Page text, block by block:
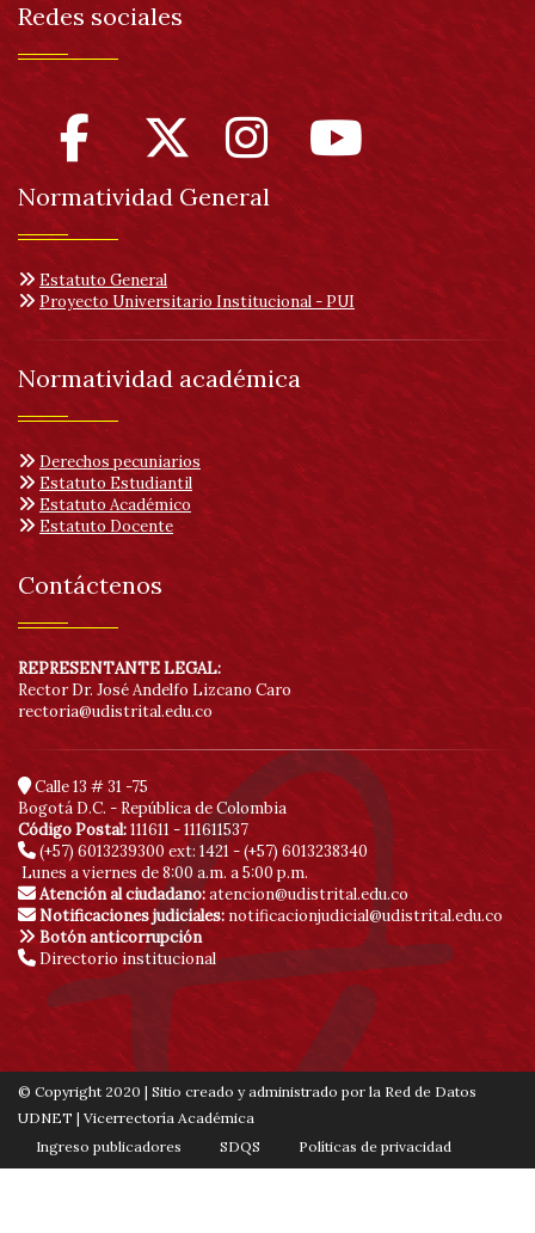
Redes sociales
Normatividad General
Estatuto General
Proyecto Universitario Institucional - PUI
Normatividad académica
Derechos pecuniarios
Estatuto Estudiantil
Estatuto Académico
Estatuto Docente
Contáctenos
REPRESENTANTE LEGAL:
Rector Dr. José Andelfo Lizcano Caro
rectoria@udistrital.edu.co
Calle 13 # 31 -75
Bogotá D.C. - República de Colombia
Código Postal:111611 - 111611537
(+57) 6013239300 ext: 1421 - (+57) 6013238340
Lunes a viernes de 8:00 a.m. a 5:00 p.m.
Atención al ciudadano:atencion@udistrital.edu.co
Notificaciones judiciales: notificacionjudicial@udistrital.edu.co
Botón anticorrupción
Directorio institucional
© Copyright 2020 | Sitio creado y administrado por la Red de Datos
UDNET | Vicerrectoría Académica
Ingreso publicadores
SDQS
Políticas de privacidad